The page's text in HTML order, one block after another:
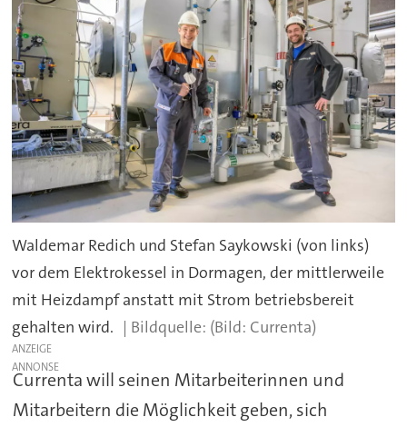
Waldemar Redich und Stefan Saykowski (von links)
vor dem Elektrokessel in Dormagen, der mittlerweile
mit Heizdampf anstatt mit Strom betriebsbereit
gehalten wird.
(Bild: Currenta)
ANZEIGE
Currenta will seinen Mitarbeiterinnen und
Mitarbeitern die Möglichkeit geben, sich